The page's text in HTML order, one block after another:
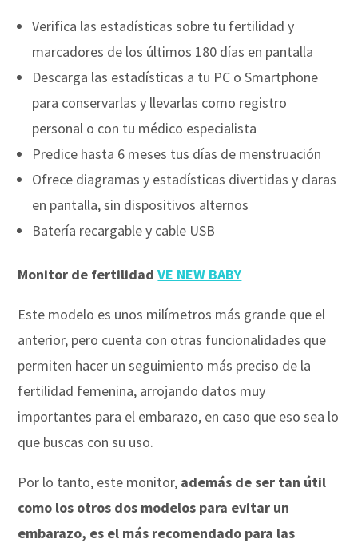
Verifica las estadísticas sobre tu fertilidad y
marcadores de los últimos 180 días en pantalla
Descarga las estadísticas a tu PC o Smartphone
para conservarlas y llevarlas como registro
personal o con tu médico especialista
Predice hasta 6 meses tus días de menstruación
Ofrece diagramas y estadísticas divertidas y claras
en pantalla, sin dispositivos alternos
Batería recargable y cable USB
Monitor de fertilidadVE NEW BABY
Este modelo es unos milímetros más grande que el
anterior, pero cuenta con otras funcionalidades que
permiten hacer un seguimiento más preciso de la
fertilidad femenina, arrojando datos muy
importantes para el embarazo, en caso que eso sea lo
que buscas con su uso.
Por lo tanto, este monitor, además de ser tan útil
como los otros dos modelos para evitar un
embarazo, es el más recomendado para las